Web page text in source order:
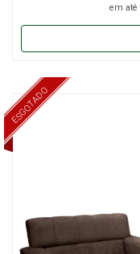
em até
ESGOTADO